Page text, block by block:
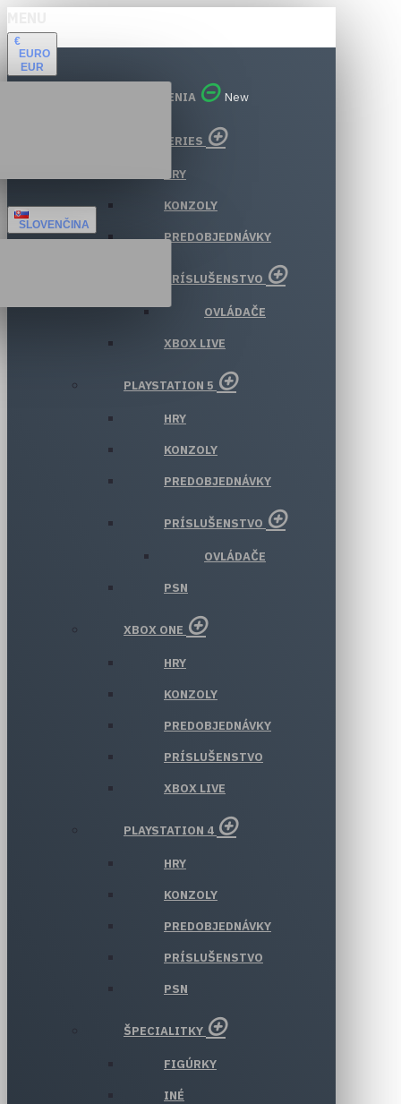
€
EURO
EUR
SLOVENČINA
VŠETKY ODDELENIA New
XBOX SERIES
HRY
KONZOLY
PREDOBJEDNÁVKY
PRÍSLUŠENSTVO
OVLÁDAČE
XBOX LIVE
PLAYSTATION 5
HRY
KONZOLY
PREDOBJEDNÁVKY
PRÍSLUŠENSTVO
OVLÁDAČE
PSN
XBOX ONE
HRY
KONZOLY
PREDOBJEDNÁVKY
PRÍSLUŠENSTVO
XBOX LIVE
PLAYSTATION 4
HRY
KONZOLY
PREDOBJEDNÁVKY
PRÍSLUŠENSTVO
PSN
ŠPECIALITKY
FIGÚRKY
INÉ